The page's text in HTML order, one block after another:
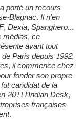
porté un recours
Blagnac. Il n’en
Dexia, Spanghero...
médias, ce
avant tout
Paris depuis 1992,
il commence chez
fonder son propre
candidat de la
2011 l’Indian Desk,
françaises